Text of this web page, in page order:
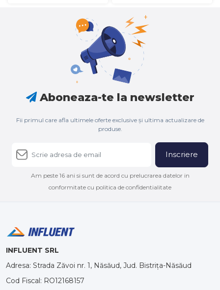
Aboneaza-te la newsletter
Fii primul care afla ultimele oferte exclusive și ultima actualizare de
produse.
Inscriere
Am peste 16 ani si sunt de acord cu prelucrarea datelor in
conformitate cu politica de confidentialitate
INFLUENT SRL
Adresa: Strada Zăvoi nr. 1, Năsăud, Jud. Bistrița-Năsăud
Cod Fiscal: RO12168157